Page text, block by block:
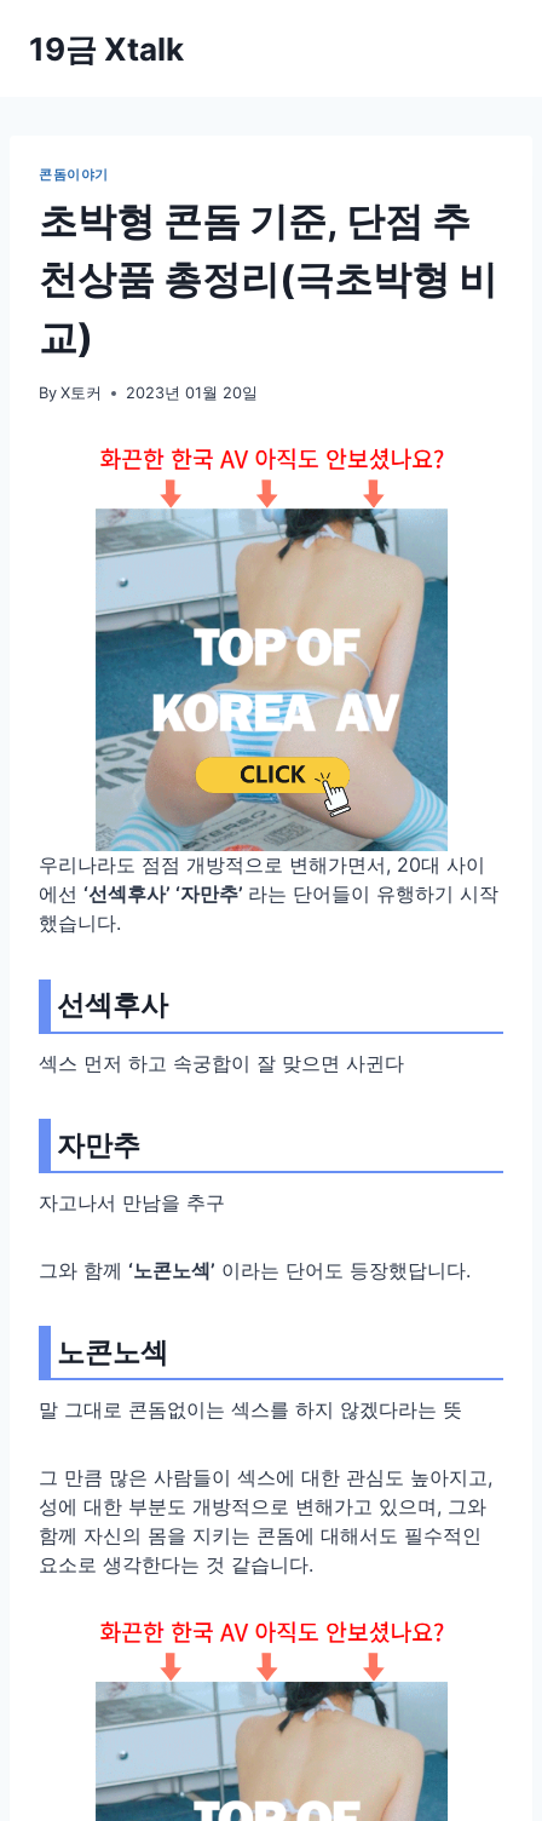
19금 Xtalk
콘돔이야기
초박형 콘돔 기준, 단점 추
천상품 총정리(극초박형 비
교)
By X토커 2023년 01월 20일
우리나라도 점점 개방적으로 변해가면서, 20대 사이
에선 ‘선섹후사’ ‘자만추’ 라는 단어들이 유행하기 시작
했습니다.
선섹후사
섹스 먼저 하고 속궁합이 잘 맞으면 사귄다
자만추
자고나서 만남을 추구
그와 함께 ‘노콘노섹’ 이라는 단어도 등장했답니다.
노콘노섹
말 그대로 콘돔없이는 섹스를 하지 않겠다라는 뜻
그 만큼 많은 사람들이 섹스에 대한 관심도 높아지고,
성에 대한 부분도 개방적으로 변해가고 있으며, 그와
함께 자신의 몸을 지키는 콘돔에 대해서도 필수적인
요소로 생각한다는 것 같습니다.